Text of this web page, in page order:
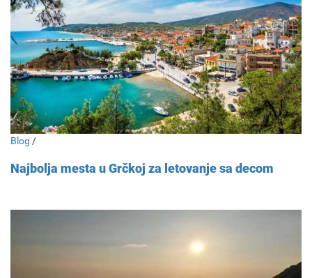
Blog /
Najbolja mesta u Grčkoj za letovanje sa decom